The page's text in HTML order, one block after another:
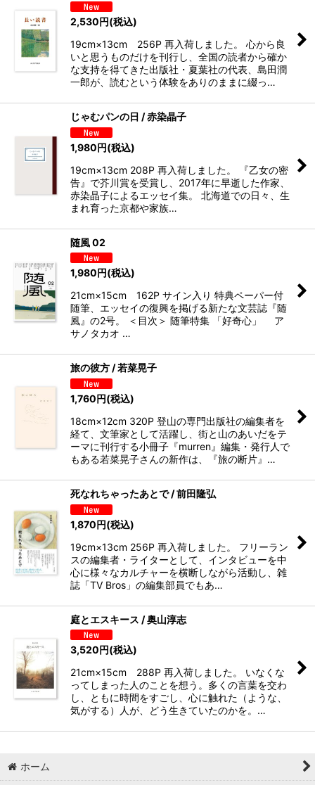
2,530円(税込)
19cm×13cm 256P 再入荷しました。 心から良
いと思うものだけを刊行し、全国の読者から確か
な支持を得てきた出版社・夏葉社の代表、島田潤
一郎が、読むという体験をありのままに綴っ…
じゃむパンの日 / 赤染晶子
1,980円(税込)
19cm×13cm 208P 再入荷しました。 『乙女の密
告』で芥川賞を受賞し、2017年に早逝した作家、
赤染晶子によるエッセイ集。 北海道での日々、生
まれ育った京都や家族…
随風 02
1,980円(税込)
21cm×15cm 162P サイン入り 特典ペーパー付
随筆、エッセイの復興を掲げる新たな文芸誌『随
風』の2号。 ＜目次＞ 随筆特集 「好奇心」 ア
サノタカオ …
旅の彼方 / 若菜晃子
1,760円(税込)
18cm×12cm 320P 登山の専門出版社の編集者を
経て、文筆家として活躍し、街と山のあいだをテ
ーマに刊行する小冊子『murren』編集・発行人で
もある若菜晃子さんの新作は、『旅の断片』…
死なれちゃったあとで / 前田隆弘
1,870円(税込)
19cm×13cm 256P 再入荷しました。 フリーラン
スの編集者・ライターとして、インタビューを中
心に様々なカルチャーを横断しながら活動し、雑
誌「TV Bros」の編集部員でもあ…
庭とエスキース / 奥山淳志
3,520円(税込)
21cm×15cm 288P 再入荷しました。 いなくな
ってしまった人のことを想う。多くの言葉を交わ
し、ともに時間をすごし、心に触れた（ような、
気がする）人が、どう生きていたのかを。 …
ホーム